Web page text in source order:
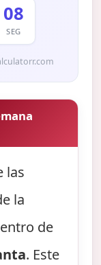
07
SEG
las
la
de
. Este